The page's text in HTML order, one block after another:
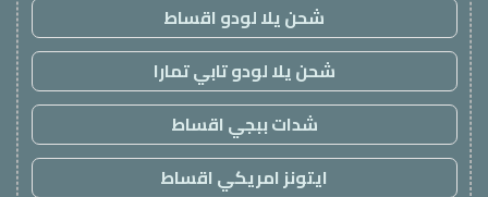
شحن يلا لودو اقساط
شحن يلا لودو تابي تمارا
شدات ببجي اقساط
ايتونز امريكي اقساط